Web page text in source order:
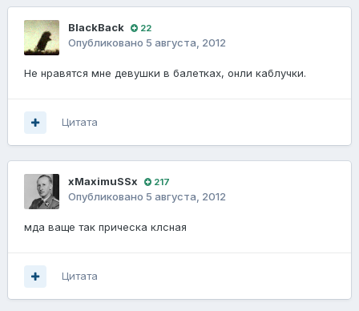
BlackBack 22
Опубликовано 5 августа, 2012
Не нравятся мне девушки в балетках, онли каблучки.
Цитата
xMaximuSSx 217
Опубликовано 5 августа, 2012
мда ваще так прическа клсная
Цитата